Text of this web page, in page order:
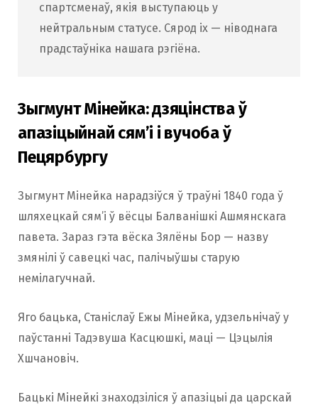
спартсменаў, якія выступаюць у
нейтральным статусе. Сярод іх — ніводнага
прадстаўніка нашага рэгіёна.
Зыгмунт Мінейка: дзяцінства ў
апазіцыйнай сям’і і вучоба ў
Пецярбургу
Зыгмунт Мінейка нарадзіўся ў траўні 1840 года ў
шляхецкай сям’і ў вёсцы Балванішкі Ашмянскага
павета. Зараз гэта вёска Зялёны Бор — назву
змянілі ў савецкі час, палічыўшы старую
немілагучнай.
Яго бацька, Станіслаў Ежы Мінейка, удзельнічаў у
паўстанні Тадэвуша Касцюшкі, маці — Цэцылія
Хшчановіч.
Бацькі Мінейкі знаходзіліся ў апазіцыі да царскай